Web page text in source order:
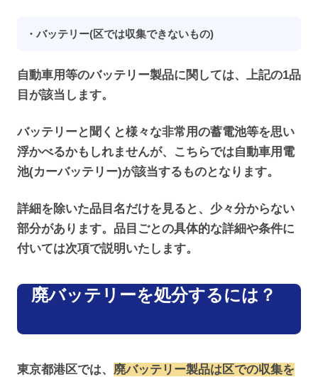
・バッテリー(区では収集できないもの)
自動車用等のバッテリー製品に関しては、上記の1品
目が該当します。
バッテリーと聞くと様々な非常用の蓄電池等を思い
浮かべるかもしれませんが、こちらでは自動車用電
池(カーバッテリー)が該当するものとなります。
詳細を除いた品目名だけを見ると、少々分からない
部分があります。品目ごとの具体的な詳細や条件に
付いては次項で説明いたします。
廃バッテリーを処分するには？
東京都港区では、 廃バッテリー製品は区での収集を